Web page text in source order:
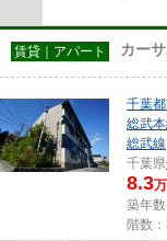
賃貸｜アパート カー
千葉
総武
総武線
千葉県
8.3
築年
階数